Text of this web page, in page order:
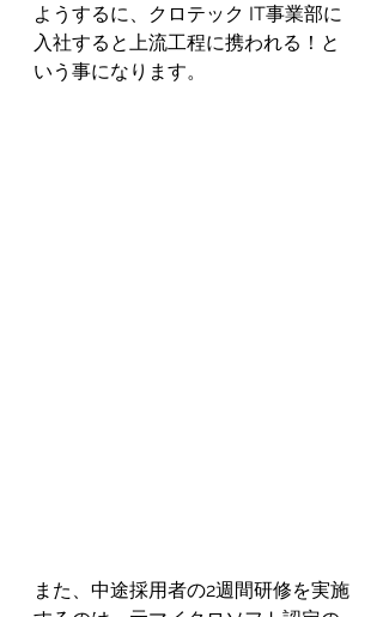
ようするに、クロテック IT事業部に
入社すると上流工程に携われる！と
いう事になります。
また、中途採用者の2週間研修を実施